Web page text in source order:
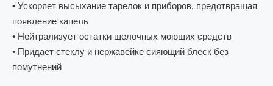
• Ускоряет высыхание тарелок и приборов, предотвращая
появление капель
• Нейтрализует остатки щелочных моющих средств
• Придает стеклу и нержавейке сияющий блеск без
помутнений